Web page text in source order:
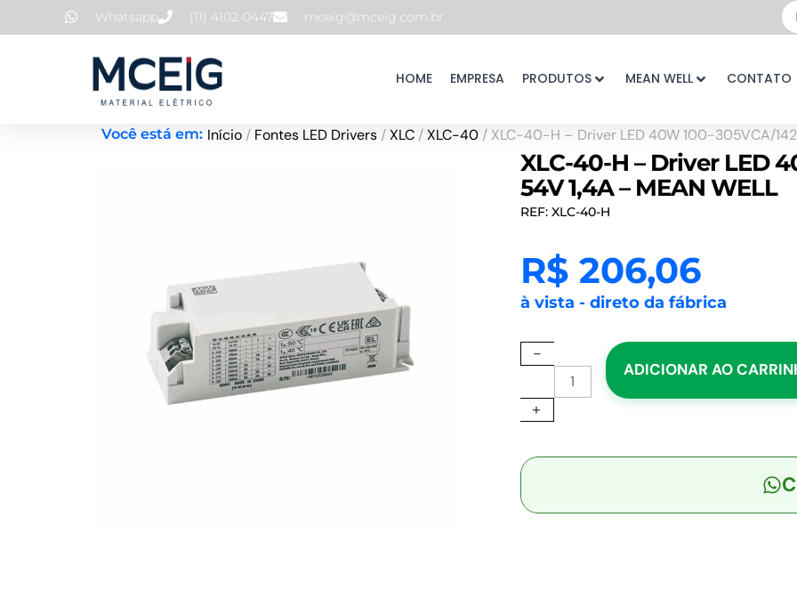
para
Whatsapp (11) 4102-0447 mceig@mceig.com.br
...
HOME EMPRESA PRODUTOS MEAN WELL CONTATO
Você está em: Início / Fontes LED Drivers /XLC /XLC-40 / XLC-40-H – Driver LED 40W 100-305VCA/
XLC-40-H – Driver LED
54V 1,4A – MEAN WELL
REF: XLC-40-H
R$ 206,06
à vista - direto da fábrica
-
XLC-
H
-
LED
100-
+
ADICIONAR AO